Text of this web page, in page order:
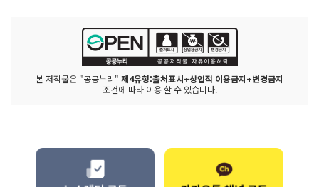
본 저작물은 "공공누리" 제4유형:출처표시+상업적 이용금지+변경금지
조건에 따라 이용 할 수 있습니다.